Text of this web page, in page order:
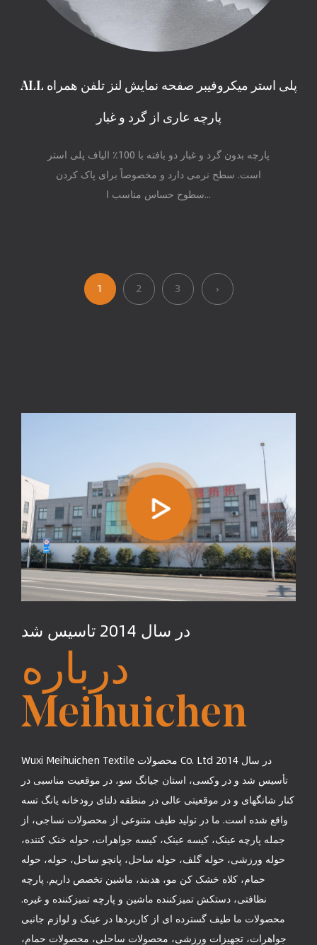
ALL پلی استر میکروفیبر صفحه نمایش لنز تلفن همراه
پارچه عاری از گرد و غبار
پارچه بدون گرد و غبار دو بافته با 100٪ الیاف پلی استر
است. سطح نرمی دارد و مخصوصاً برای پاک کردن
سطوح حساس مناسب ا...
1 2 3 ›
در سال 2014 تاسیس شد
درباره
Meihuichen
Wuxi Meihuichen Textile محصولات Co. Ltd در سال 2014
تأسیس شد و در وکسی، استان جیانگ سو، در موقعیت مناسبی در
کنار شانگهای و در موقعیتی عالی در منطقه دلتای رودخانه یانگ تسه
واقع شده است. ما در تولید طیف متنوعی از محصولات نساجی، از
جمله پارچه عینک، کیسه عینک، کیسه جواهرات، حوله خنک کننده،
حوله ورزشی، حوله گلف، حوله ساحل، پانچو ساحل، حوله، حوله
حمام، کلاه خشک کن مو، هدبند، ماشین تخصص داریم. پارچه
نظافتی، دستکش تمیزکننده ماشین و پارچه تمیزکننده و غیره.
محصولات ما طیف گسترده ای از کاربردها در عینک و لوازم جانبی
جواهرات، تجهیزات ورزشی، محصولات ساحلی، محصولات حمام،